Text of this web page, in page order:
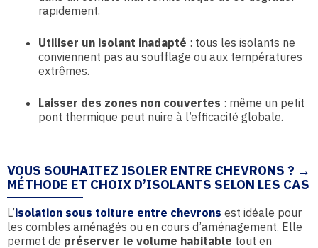
rapidement.
Utiliser un isolant inadapté : tous les isolants ne
conviennent pas au soufflage ou aux températures
extrêmes.
Laisser des zones non couvertes : même un petit
pont thermique peut nuire à l’efficacité globale.
VOUS SOUHAITEZ ISOLER ENTRE CHEVRONS ? →
MÉTHODE ET CHOIX D’ISOLANTS SELON LES CAS
L’isolation sous toiture entre chevrons est idéale pour
les combles aménagés ou en cours d’aménagement. Elle
permet de préserver le volume habitable tout en